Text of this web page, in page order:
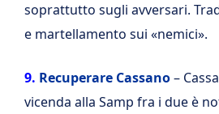
soprattutto sugli avversari.
e martellamento sui «nemici».
9. Recuperare Cassano–
vicenda alla Samp fra i due è